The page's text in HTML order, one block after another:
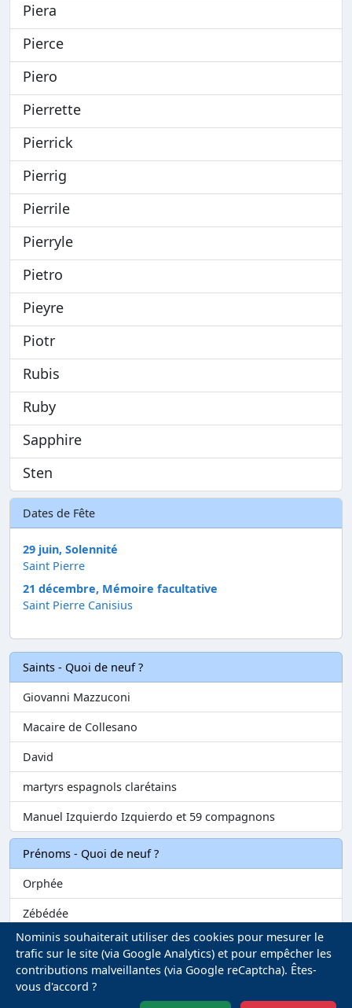
Piera
Pierce
Piero
Pierrette
Pierrick
Pierrig
Pierrile
Pierryle
Pietro
Pieyre
Piotr
Rubis
Ruby
Sapphire
Sten
Dates de Fête
29 juin, Solennité
Saint Pierre
21 décembre, Mémoire facultative
Saint Pierre Canisius
Saints - Quoi de neuf ?
Giovanni Mazzuconi
Macaire de Collesano
David
martyrs espagnols clarétains
Manuel Izquierdo Izquierdo et 59 compagnons
Prénoms - Quoi de neuf ?
Orphée
Zébédée
Melvil
Matilin
Nominis souhaiterait utiliser des cookies pour mesurer le
trafic sur le site (via Google Analytics) et pour empêcher les
contributions malveillantes (via Google reCaptcha). Êtes-
vous d'accord ?